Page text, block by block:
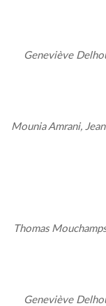
Geneviève
Mounia Amrani,
Thomas
Geneviève